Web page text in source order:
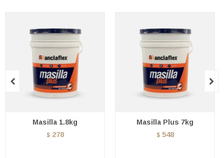
Masilla 1.8kg
$ 278
Masilla Plus 7kg
$ 548
 